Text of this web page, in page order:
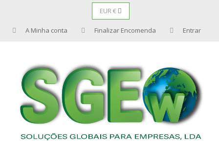
EUR €
A Minha conta Finalizar Encomenda Entrar